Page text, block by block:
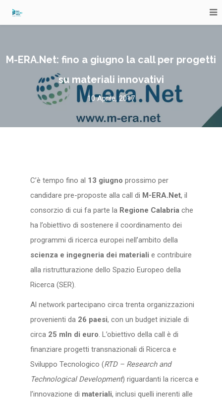
M-ERA.Net: fino a giugno la call per progetti
su materiali innovativi
10 Aprile, 2017
C’è tempo fino al 13 giugno prossimo per
candidare pre-proposte alla call di M-ERA.Net, il
consorzio di cui fa parte la Regione Calabria che
ha l’obiettivo di sostenere il coordinamento dei
programmi di ricerca europei nell’ambito della
scienza e ingegneria dei materiali e contribuire
alla ristrutturazione dello Spazio Europeo della
Ricerca (SER).
Al network partecipano circa trenta organizzazioni
provenienti da 26 paesi, con un budget iniziale di
circa 25 mln di euro. L’obiettivo della call è di
finanziare progetti transnazionali di Ricerca e
Sviluppo Tecnologico (RTD – Research and
Technological Development) riguardanti la ricerca e
l’innovazione di materiali, inclusi quelli inerenti alle